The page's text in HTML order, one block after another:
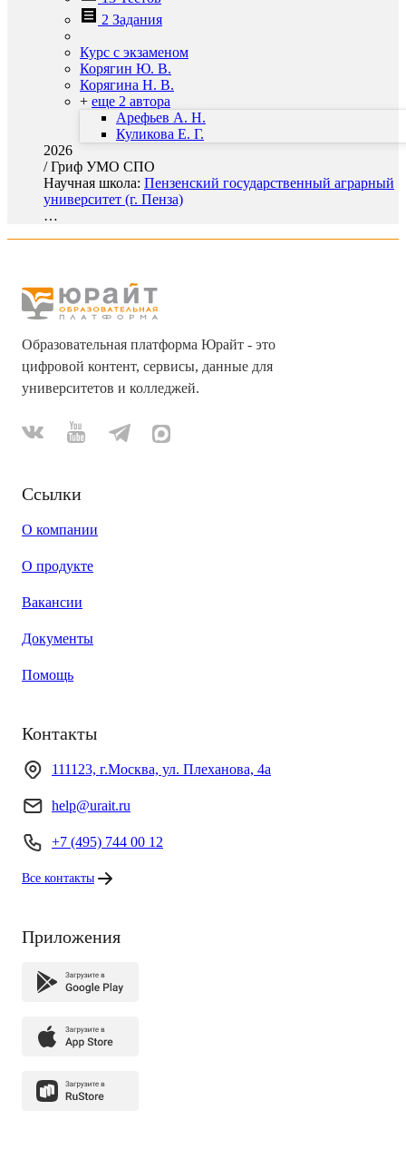
2 Задания
Курс с экзаменом
Корягин Ю. В.
Корягина Н. В.
+ еще 2 автора
Арефьев А. Н.
Куликова Е. Г.
2026
/Гриф УМО СПО
Научная школа: Пензенский государственный аграрный
университет (г. Пенза)
…
Образовательная платформа Юрайт - это
цифровой контент, сервисы, данные для
университетов и колледжей.
Ссылки
О компании
О продукте
Вакансии
Документы
Помощь
Контакты
111123, г.Москва, ул. Плеханова, 4а
help@urait.ru
+7 (495) 744 00 12
Все контакты
Приложения